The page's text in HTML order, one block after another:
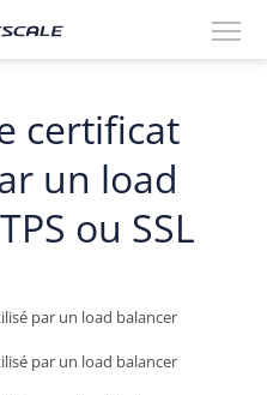
certificat
un load
ou SSL
par un load balancer
par un load balancer